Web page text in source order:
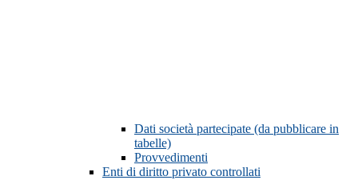
Dati società partecipate (da pubblicare in
tabelle)
Provvedimenti
Enti di diritto privato controllati